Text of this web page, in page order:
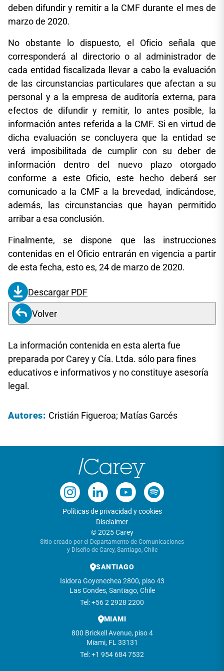
deben difundir y remitir a la CMF durante el mes de
marzo de 2020.
No obstante lo dispuesto, el Oficio señala que
corresponderá al directorio o al administrador de
cada entidad fiscalizada llevar a cabo la evaluación
de las circunstancias particulares que afectan a su
personal y a la empresa de auditoría externa, para
efectos de difundir y remitir, lo antes posible, la
información antes referida a la CMF. Si en virtud de
dicha evaluación se concluyera que la entidad se
verá imposibilitada de cumplir con su deber de
información dentro del nuevo plazo otorgado
conforme a este Oficio, este hecho deberá ser
comunicado a la CMF a la brevedad, indicándose,
además, las circunstancias que hayan permitido
arribar a esa conclusión.
Finalmente, se dispone que las instrucciones
contenidas en el Oficio entrarán en vigencia a partir
de esta fecha, esto es, 24 de marzo de 2020.
Descargar PDF
Volver
La información contenida en esta alerta fue
preparada por Carey y Cía. Ltda. sólo para fines
educativos e informativos y no constituye asesoría
legal.
Autores: Cristián Figueroa; Matías Garcés
Políticas de privacidad y cookies
Disclaimer
© 2025 Carey
Sitio creado por el Departamento de Comunicaciones
y Diseño de Carey, Santiago, Chile
SANTIAGO
Isidora Goyenechea 2800, piso 43
Las Condes, Santiago, Chile
Tel: +56 2 2928 2200
MIAMI
800 Brickell Avenue, piso 4
Miami, FL 33131
Tel: +1 954 684 7532